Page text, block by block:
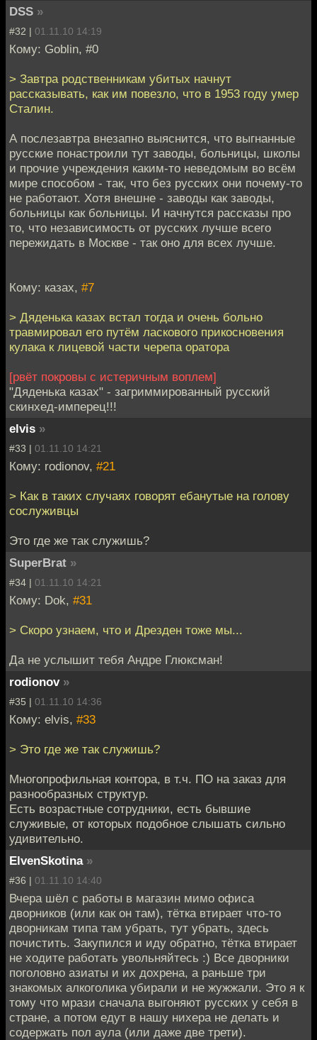
DSS »
#32 | 01.11.10 14:19
Кому: Goblin, #0
> Завтра родственникам убитых начнут
рассказывать, как им повезло, что в 1953 году умер
Сталин.
А послезавтра внезапно выяснится, что выгнанные
русские понастроили тут заводы, больницы, школы
и прочие учреждения каким-то неведомым во всём
мире способом - так, что без русских они почему-то
не работают. Хотя внешне - заводы как заводы,
больницы как больницы. И начнутся рассказы про
то, что независимость от русских лучше всего
пережидать в Москве - так оно для всех лучше.
Кому: казах, #7
> Дяденька казах встал тогда и очень больно
травмировал его путём ласкового прикосновения
кулака к лицевой части черепа оратора
[рвёт покровы с истеричным воплем]
"Дяденька казах" - загриммированный русский
скинхед-имперец!!!
elvis »
#33 | 01.11.10 14:21
Кому: rodionov, #21
> Как в таких случаях говорят ебанутые на голову
сослуживцы
Это где же так служишь?
SuperBrat »
#34 | 01.11.10 14:21
Кому: Dok, #31
> Скоро узнаем, что и Дрезден тоже мы...
Да не услышит тебя Андре Глюксман!
rodionov »
#35 | 01.11.10 14:36
Кому: elvis, #33
> Это где же так служишь?
Многопрофильная контора, в т.ч. ПО на заказ для
разнообразных структур.
Есть возрастные сотрудники, есть бывшие
служивые, от которых подобное слышать сильно
удивительно.
ElvenSkotina »
#36 | 01.11.10 14:40
Вчера шёл с работы в магазин мимо офиса
дворников (или как он там), тётка втирает что-то
дворникам типа там убрать, тут убрать, здесь
почистить. Закупился и иду обратно, тётка втирает
не ходите работать увольняйтесь :) Все дворники
поголовно азиаты и их дохрена, а раньше три
знакомых алкоголика убирали и не жужжали. Это я к
тому что мрази сначала выгоняют русских у себя в
стране, а потом едут в нашу нихера не делать и
содержать пол аула (или даже две трети).